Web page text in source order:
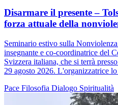
Disarmare il presente –
forza attuale della
Seminario estivo sulla
insegnante e co-coordinatrice del
Svizzera italiana, che si terrà
29 agosto 2026. L'organizzatrice lo
Pace Filosofia Dialogo Spiritualità